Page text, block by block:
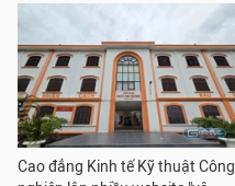
Cao đẳng Kinh tế Kỹ thuật Công